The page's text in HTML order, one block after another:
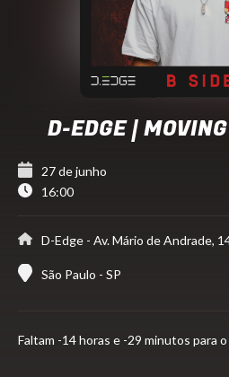
D-EDGE |
27 de junho
16:00
D-Edge - Av. Mário de Andrade,
São Paulo - SP
Faltam -14 horas e -29 minutos para